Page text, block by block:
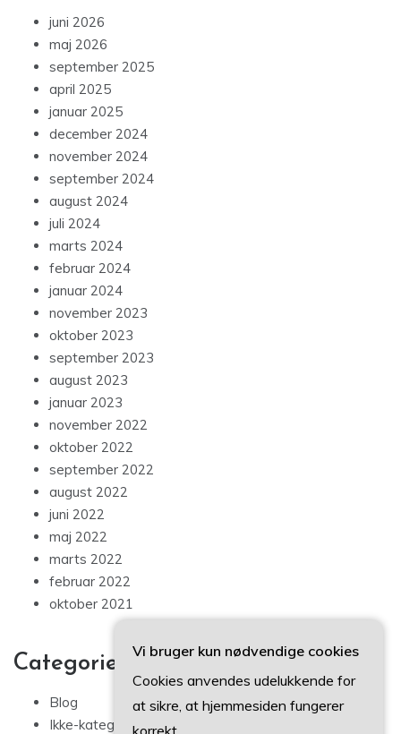
juni 2026
maj 2026
september 2025
april 2025
januar 2025
december 2024
november 2024
september 2024
august 2024
juli 2024
marts 2024
februar 2024
januar 2024
november 2023
oktober 2023
september 2023
august 2023
januar 2023
november 2022
oktober 2022
september 2022
august 2022
juni 2022
maj 2022
marts 2022
februar 2022
oktober 2021
Categories
Blog
Ikke-kategoriseret
Vi bruger kun nødvendige cookies
Cookies anvendes udelukkende for
at sikre, at hjemmesiden fungerer
korrekt.